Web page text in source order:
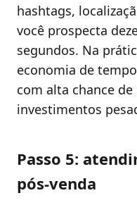
hashtags,
você prospecta
segundos. Na
economia de
com alta chance
investimentos
Passo 5:
pós-venda